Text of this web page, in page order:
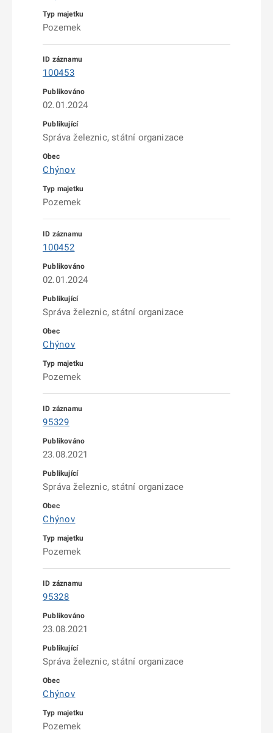
Pozemek
100453
02.01.2024
Správa železnic, státní organizace
Chýnov
Pozemek
100452
02.01.2024
Správa železnic, státní organizace
Chýnov
Pozemek
95329
23.08.2021
Správa železnic, státní organizace
Chýnov
Pozemek
95328
23.08.2021
Správa železnic, státní organizace
Chýnov
Pozemek